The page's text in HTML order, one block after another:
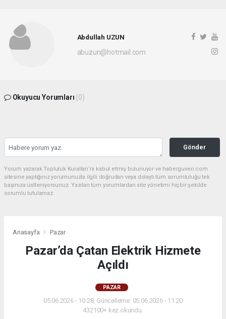
Abdullah UZUN
abuzun@hotmail.com
Okuyucu Yorumları (0)
Gönder
Yorum yazarak Topluluk Kuralları’nı kabul etmiş bulunuyor ve haberguven.com
sitesine yaptığınız yorumunuzla ilgili doğrudan veya dolaylı tüm sorumluluğu tek
başınıza üstleniyorsunuz. Yazılan tüm yorumlardan site yönetimi hiçbir şekilde
sorumlu tutulamaz.
Anasayfa Pazar
Pazar’da Çatan Elektrik Hizmete
Açıldı
PAZAR
05.06.2026 - 10:28, Güncelleme: 05.06.2026 - 11:20
432100+ kez okundu.